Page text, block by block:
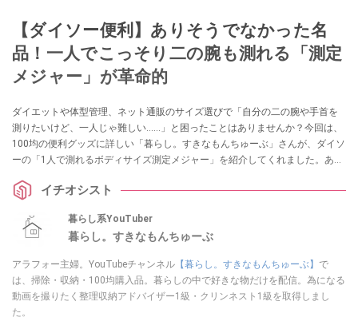
【ダイソー便利】ありそうでなかった名
品！一人でこっそり二の腕も測れる「測定
メジャー」が革命的
ダイエットや体型管理、ネット通販のサイズ選びで「自分の二の腕や手首を
測りたいけど、一人じゃ難しい……」と困ったことはありませんか？今回は、
100均の便利グッズに詳しい「暮らし。すきなもんちゅーぶ」さんが、ダイソ
ーの「1人で測れるボディサイズ測定メジャー」を紹介してくれました。あり
家に一台レベルの重宝アイテムです！
イチオシスト
暮らし系YouTuber
暮らし。すきなもんちゅーぶ
アラフォー主婦。YouTubeチャンネル 【暮らし。すきなもんちゅーぶ】 で
は、掃除・収納・100均購入品。暮らしの中で好きな物だけを配信。為になる
動画を撮りたく整理収納アドバイザー1級・クリンネスト1級を取得しまし
た。